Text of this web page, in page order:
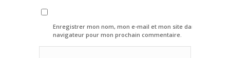
Enregistrer mon nom, mon e-mail et mon site dans le
navigateur pour mon prochain commentaire.